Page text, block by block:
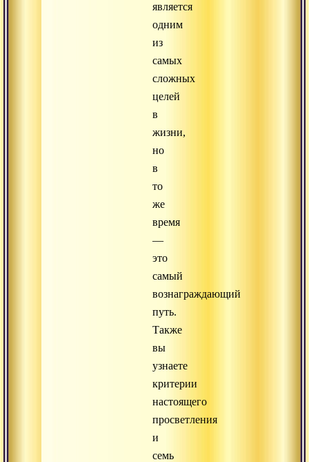
является
одним
из
самых
сложных
целей
в
жизни,
но
в
то
же
время
—
это
самый
вознаграждающий
путь.
Также
вы
узнаете
критерии
настоящего
просветления
и
семь